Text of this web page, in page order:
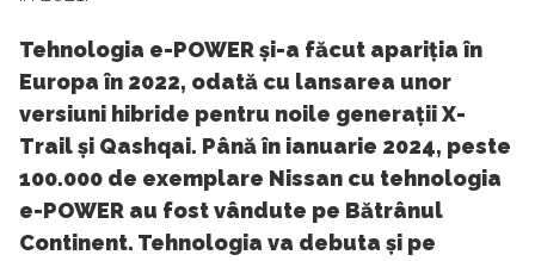
Tehnologia e-POWER și-a făcut apariția în
Europa în 2022, odată cu lansarea unor
versiuni hibride pentru noile generații X-
Trail și Qashqai. Până în ianuarie 2024, peste
100.000 de exemplare Nissan cu tehnologia
e-POWER au fost vândute pe Bătrânul
Continent. Tehnologia va debuta și pe